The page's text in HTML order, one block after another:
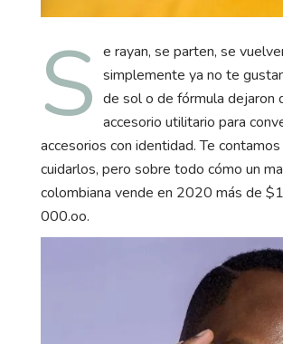
S e rayan, se parten, se
simplemente ya no te
de sol o de fórmula dejaron
accesorio utilitario para
accesorios con identidad. Te
cuidarlos, pero sobre todo cómo un
colombiana vende en 2020 más de
000.oo.